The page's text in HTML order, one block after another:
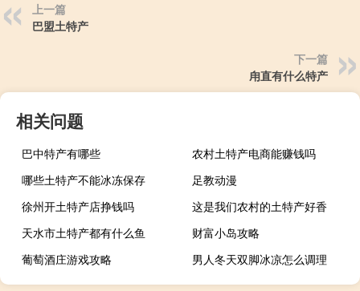
上一篇
巴盟土特产
下一篇
甪直有什么特产
相关问题
巴中特产有哪些
农村土特产电商能赚钱吗
哪些土特产不能冰冻保存
足教动漫
徐州开土特产店挣钱吗
这是我们农村的土特产好香
天水市土特产都有什么鱼
财富小岛攻略
葡萄酒庄游戏攻略
男人冬天双脚冰凉怎么调理